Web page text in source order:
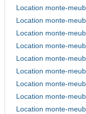
Location monte-
Location monte-
Location monte-
Location monte-
Location monte-
Location monte-
Location monte-
Location monte-
Location monte-